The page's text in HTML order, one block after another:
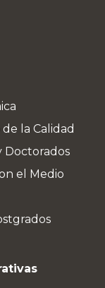
la Calidad
Doctorados
el Medio